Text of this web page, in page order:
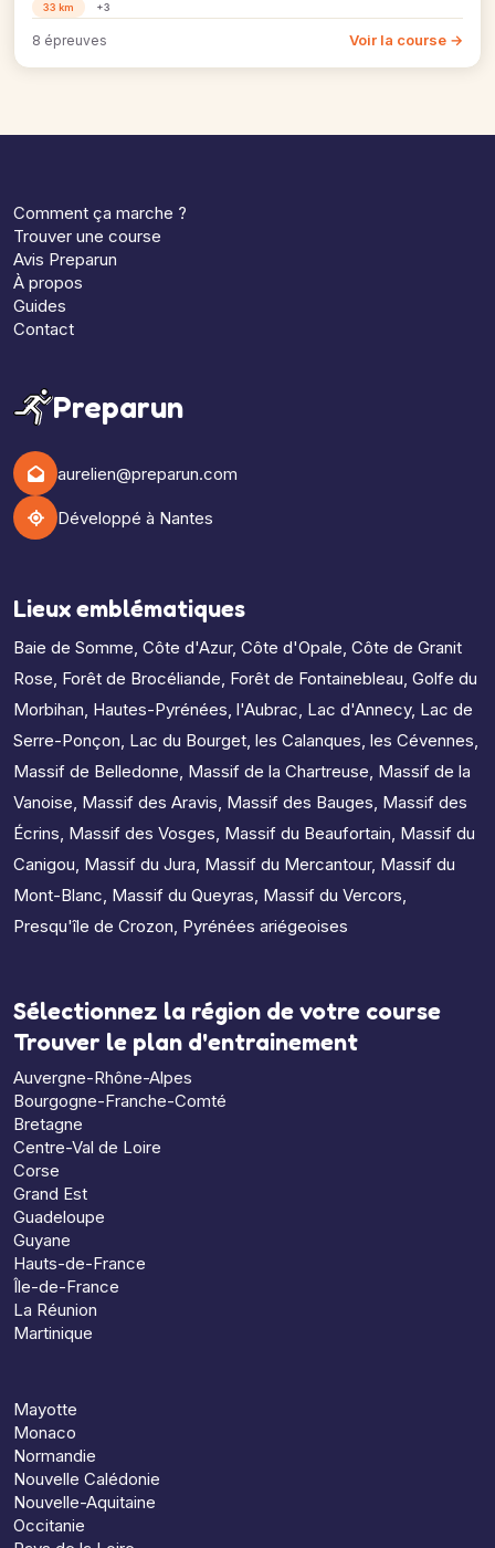
33 km
+3
8 épreuves Voir la course →
Comment ça marche ?
Trouver une course
Avis Preparun
À propos
Guides
Contact
Preparun
aurelien@preparun.com
Développé à Nantes
Lieux emblématiques
Baie de Somme, Côte d'Azur, Côte d'Opale, Côte de Granit
Rose, Forêt de Brocéliande, Forêt de Fontainebleau, Golfe du
Morbihan, Hautes-Pyrénées, l'Aubrac, Lac d'Annecy, Lac de
Serre-Ponçon, Lac du Bourget, les Calanques, les Cévennes,
Massif de Belledonne, Massif de la Chartreuse, Massif de la
Vanoise, Massif des Aravis, Massif des Bauges, Massif des
Écrins, Massif des Vosges, Massif du Beaufortain, Massif du
Canigou, Massif du Jura, Massif du Mercantour, Massif du
Mont-Blanc, Massif du Queyras, Massif du Vercors,
Presqu'île de Crozon, Pyrénées ariégeoises
Sélectionnez la région de votre course
Trouver le plan d'entrainement
Auvergne-Rhône-Alpes
Bourgogne-Franche-Comté
Bretagne
Centre-Val de Loire
Corse
Grand Est
Guadeloupe
Guyane
Hauts-de-France
Île-de-France
La Réunion
Martinique
Mayotte
Monaco
Normandie
Nouvelle Calédonie
Nouvelle-Aquitaine
Occitanie